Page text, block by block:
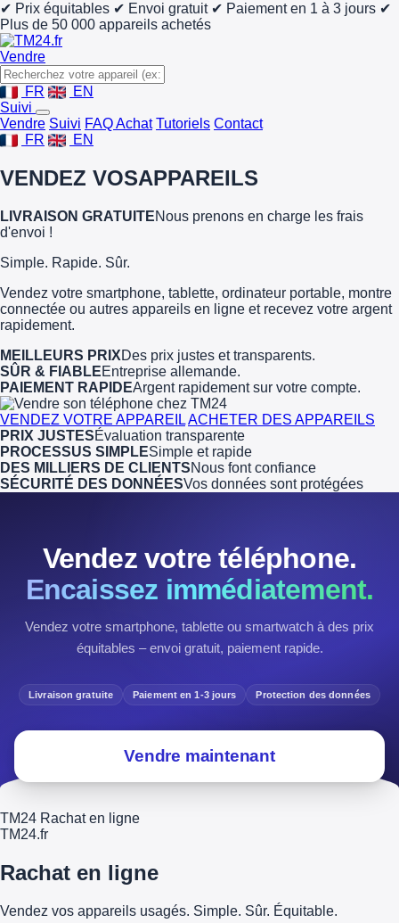
✔ Prix équitables ✔ Envoi gratuit ✔ Paiement en 1 à 3 jours ✔
Plus de 50 000 appareils achetés
Vendre
FR
EN
Suivi
Vendre Suivi FAQ Achat Tutoriels Contact
FR
EN
VENDEZ VOSAPPAREILS
LIVRAISON GRATUITENous prenons en charge les frais
d'envoi !
Simple. Rapide. Sûr.
Vendez votre smartphone, tablette, ordinateur portable, montre
connectée ou autres appareils en ligne et recevez votre argent
rapidement.
MEILLEURS PRIXDes prix justes et transparents.
SÛR & FIABLEEntreprise allemande.
PAIEMENT RAPIDEArgent rapidement sur votre compte.
VENDEZ VOTRE APPAREILACHETER DES APPAREILS
PRIX JUSTESÉvaluation transparente
PROCESSUS SIMPLESimple et rapide
DES MILLIERS DE CLIENTSNous font confiance
SÉCURITÉ DES DONNÉESVos données sont protégées
Vendez votre téléphone.
Encaissez immédiatement.
Vendez votre smartphone, tablette ou smartwatch à des prix
équitables – envoi gratuit, paiement rapide.
Livraison gratuite Paiement en 1-3 jours Protection des données
Vendre maintenant
TM24 Rachat en ligne
TM24.fr
Rachat en ligne
Vendez vos appareils usagés. Simple. Sûr. Équitable.